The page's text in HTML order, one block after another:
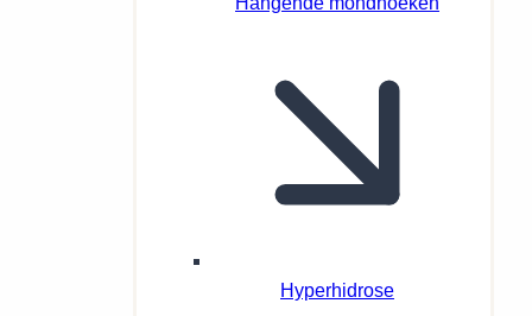
Hyperhidrose